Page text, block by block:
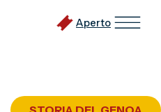
Aperto